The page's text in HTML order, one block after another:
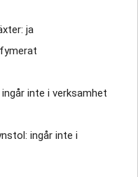
ja
inte i verksamhet
ingår inte i